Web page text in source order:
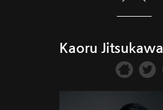
Kaoru Jitsukawa